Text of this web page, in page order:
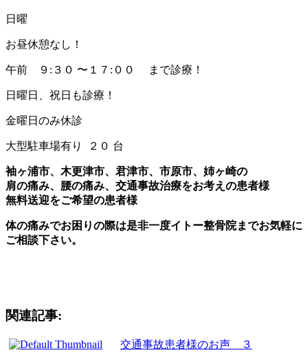
日曜
お昼休憩なし！
午前 ９:３０ 〜１７:００ まで診療！
日曜日、祝日も診療！
金曜日のみ休診
大型駐車場有り ２０ 台
袖ヶ浦市、木更津市、君津市、市原市、姉ヶ崎の
肩の痛み、腰の痛み、交通事故治療をお考えの患者様
無料送迎をご希望の患者様
体の痛みでお困りの際は是非一度イトー整骨院までお気軽に
ご相談下さい。
関連記事:
交通事故患者様のお声 ３